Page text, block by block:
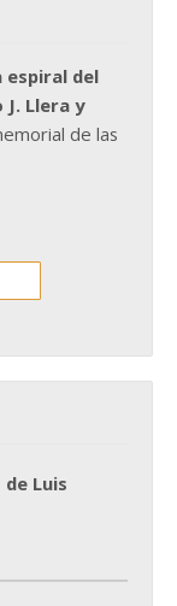
espiral del
J. Llera y
de las
Luis